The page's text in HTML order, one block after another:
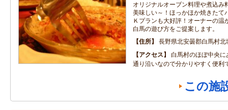
オリジナルオーブン料理や煮込み
美味しい～！ほっかほか焼きたて
Ｋプランも大好評！オーナーの温
白馬の遊び方をご提案します。
住所
長野県北安曇郡白馬村
アクセス
白馬村のほぼ中央
通り沿いなので分かりやすく便利
この施